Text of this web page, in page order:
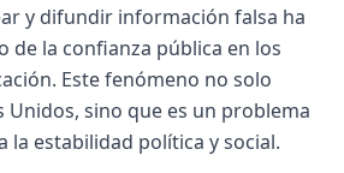
y difundir información falsa ha
de la confianza pública en los
Este fenómeno no solo
Unidos, sino que es un problema
la estabilidad política y social.